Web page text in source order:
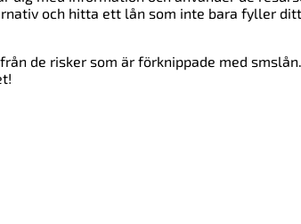
och hitta ett lån som inte bara fyller ditt
de risker som är förknippade med